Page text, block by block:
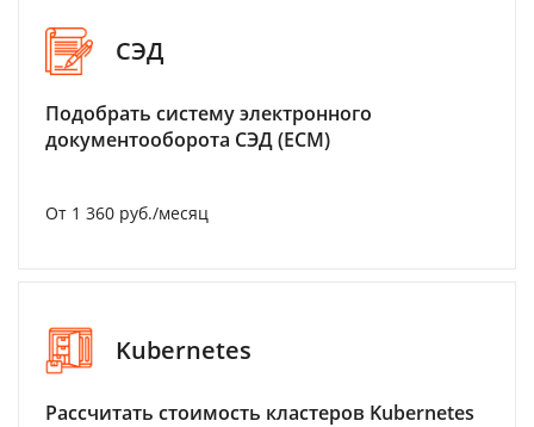
СЭД
Подобрать систему электронного
документооборота СЭД (ECM)
От 1 360 руб./месяц
Kubernetes
Рассчитать стоимость кластеров Kubernetes